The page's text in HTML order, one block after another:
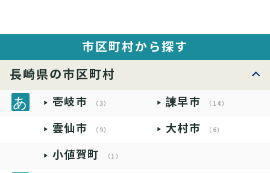
市区町村から探す
長崎県の市区町村
壱岐市 （3） 諫早市 （14）
雲仙市 （9） 大村市 （6）
小値賀町 （1）